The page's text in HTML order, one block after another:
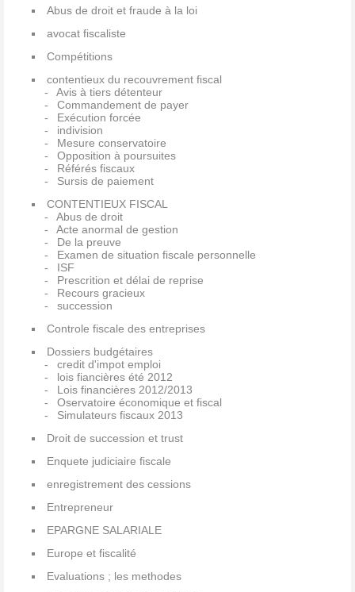
Abus de droit et fraude à la loi
avocat fiscaliste
Compétitions
contentieux du recouvrement fiscal
Avis à tiers détenteur
Commandement de payer
Exécution forcée
indivision
Mesure conservatoire
Opposition à poursuites
Référés fiscaux
Sursis de paiement
CONTENTIEUX FISCAL
Abus de droit
Acte anormal de gestion
De la preuve
Examen de situation fiscale personnelle
ISF
Prescrition et délai de reprise
Recours gracieux
succession
Controle fiscale des entreprises
Dossiers budgétaires
credit d'impot emploi
lois fiancières été 2012
Lois financières 2012/2013
Oservatoire économique et fiscal
Simulateurs fiscaux 2013
Droit de succession et trust
Enquete judiciaire fiscale
enregistrement des cessions
Entrepreneur
EPARGNE SALARIALE
Europe et fiscalité
Evaluations ; les methodes